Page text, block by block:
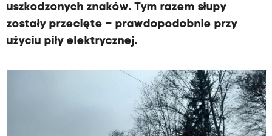
uszkodzonych znaków. Tym razem słupy
zostały przecięte – prawdopodobnie przy
użyciu piły elektrycznej.